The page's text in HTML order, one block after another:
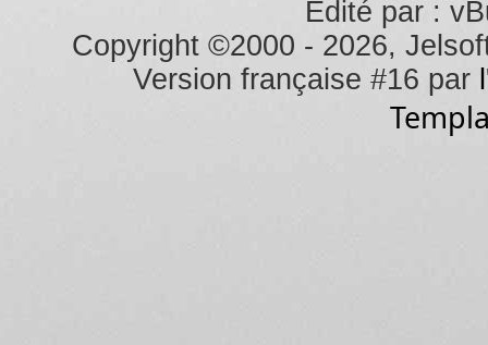
Édité par :
Copyright ©2000 - 2026,
Version française #16 par